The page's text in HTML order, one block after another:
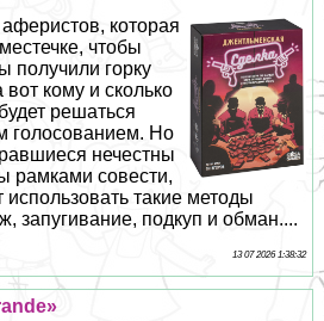
которая
чтобы
получили горку
кому и сколько
решаться
голосованием. Но
нечестны
рамками совести,
такие методы
запугивание, подкуп и обман....
13 07 2026 1:38:32